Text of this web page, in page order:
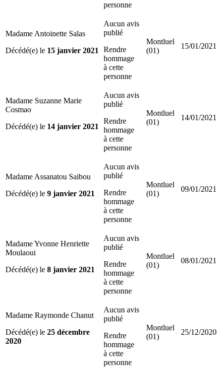
personne
Madame Antoinette Salas
Décédé(e) le 15 janvier 2021
Aucun avis
publié
Rendre
hommage
à cette
personne
Montluel
(01)
15/01/2021
Madame Suzanne Marie
Cosmao
Décédé(e) le 14 janvier 2021
Aucun avis
publié
Rendre
hommage
à cette
personne
Montluel
(01)
14/01/2021
Madame Assanatou Saibou
Décédé(e) le 9 janvier 2021
Aucun avis
publié
Rendre
hommage
à cette
personne
Montluel
(01)
09/01/2021
Madame Yvonne Henriette
Moulaoui
Décédé(e) le 8 janvier 2021
Aucun avis
publié
Rendre
hommage
à cette
personne
Montluel
(01)
08/01/2021
Madame Raymonde Chanut
Décédé(e) le 25 décembre
2020
Aucun avis
publié
Rendre
hommage
à cette
personne
Montluel
(01)
25/12/2020